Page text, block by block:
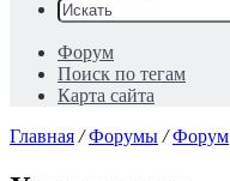
Форум
Поиск по тегам
Карта сайта
Главная / Форумы / Форум